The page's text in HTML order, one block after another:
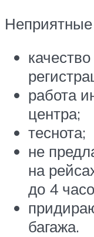
работа
центра;
теснота;
не
на
до 4
багажа.